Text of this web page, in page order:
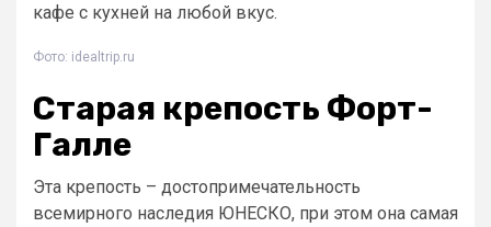
кафе с кухней на любой вкус.
Фото: idealtrip.ru
Старая крепость Форт-
Галле
Эта крепость – достопримечательность
всемирного наследия ЮНЕСКО, при этом она самая